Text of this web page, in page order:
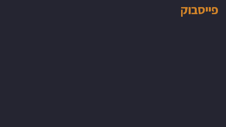
פייסבוק